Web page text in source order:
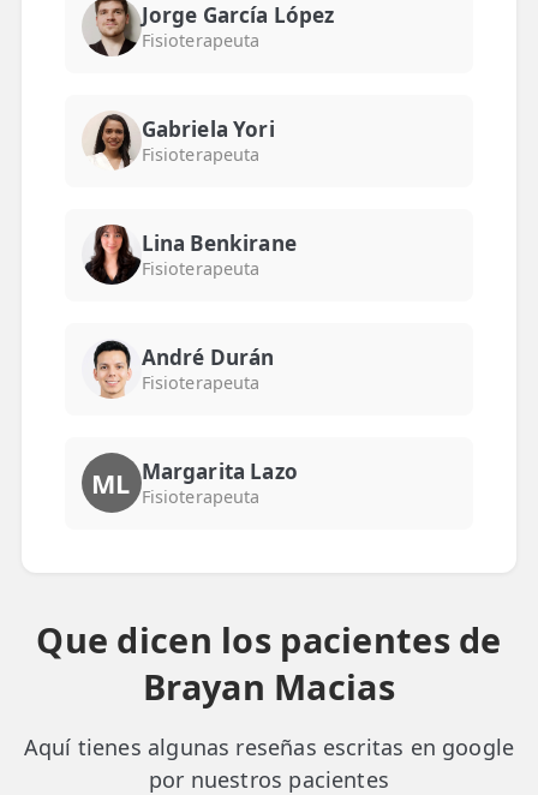
❤️ Ofertas
☎️ 91 005 23 63
📧 Contacta
ESPECIALIDADES
🩻 Fisioterapia Traumatológica
🦴 Osteopatía
🫶 Suelo Pélvico
💆 Masajes Madrid
🏅 Fisioterapia Deportiva
🫁 Fisioterapia Respiratoria
👶 Fisioterapia Pediátrica
TRATAMIENTOS
Jorge García López
Fisioterapeuta
Gabriela Yori
Fisioterapeuta
Lina Benkirane
Fisioterapeuta
André Durán
Fisioterapeuta
ML Margarita Lazo
Fisioterapeuta
Que dicen los pacientes de
Brayan Macias
Aquí tienes algunas reseñas escritas en google
por nuestros pacientes